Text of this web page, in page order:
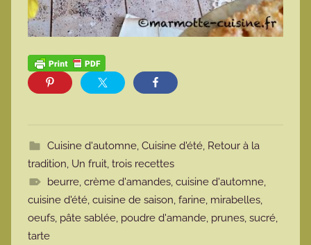
Cuisine d'automne, Cuisine d'été, Retour à la
tradition, Un fruit, trois recettes
beurre, crème d'amandes, cuisine d'automne,
cuisine d'été, cuisine de saison, farine, mirabelles,
oeufs, pâte sablée, poudre d'amande, prunes, sucré,
tarte